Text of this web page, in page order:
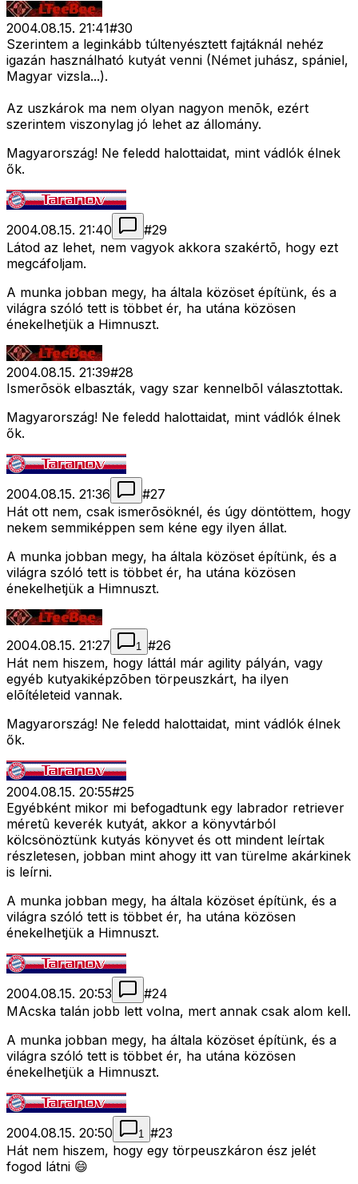
2004.08.15. 21:41#30
Szerintem a leginkább túltenyésztett fajtáknál nehéz
igazán használható kutyát venni (Német juhász, spániel,
Magyar vizsla...).
Az uszkárok ma nem olyan nagyon menõk, ezért
szerintem viszonylag jó lehet az állomány.
Magyarország! Ne feledd halottaidat, mint vádlók élnek
ők.
2004.08.15. 21:40 #29
Látod az lehet, nem vagyok akkora szakértõ, hogy ezt
megcáfoljam.
A munka jobban megy, ha általa közöset építünk, és a
világra szóló tett is többet ér, ha utána közösen
énekelhetjük a Himnuszt.
2004.08.15. 21:39#28
Ismerõsök elbaszták, vagy szar kennelbõl választottak.
Magyarország! Ne feledd halottaidat, mint vádlók élnek
ők.
2004.08.15. 21:36 #27
Hát ott nem, csak ismerõsöknél, és úgy döntöttem, hogy
nekem semmiképpen sem kéne egy ilyen állat.
A munka jobban megy, ha általa közöset építünk, és a
világra szóló tett is többet ér, ha utána közösen
énekelhetjük a Himnuszt.
2004.08.15. 21:27 1 #26
Hát nem hiszem, hogy láttál már agility pályán, vagy
egyéb kutyakiképzõben törpeuszkárt, ha ilyen
elõítéleteid vannak.
Magyarország! Ne feledd halottaidat, mint vádlók élnek
ők.
2004.08.15. 20:55#25
Egyébként mikor mi befogadtunk egy labrador retriever
méretû keverék kutyát, akkor a könyvtárból
kölcsönöztünk kutyás könyvet és ott mindent leírtak
részletesen, jobban mint ahogy itt van türelme akárkinek
is leírni.
A munka jobban megy, ha általa közöset építünk, és a
világra szóló tett is többet ér, ha utána közösen
énekelhetjük a Himnuszt.
2004.08.15. 20:53 #24
MAcska talán jobb lett volna, mert annak csak alom kell.
A munka jobban megy, ha általa közöset építünk, és a
világra szóló tett is többet ér, ha utána közösen
énekelhetjük a Himnuszt.
2004.08.15. 20:50 1 #23
Hát nem hiszem, hogy egy törpeuszkáron ész jelét
fogod látni 😄